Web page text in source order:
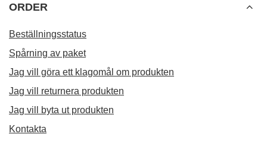
ORDER
Beställningsstatus
Spårning av paket
Jag vill göra ett klagomål om produkten
Jag vill returnera produkten
Jag vill byta ut produkten
Kontakta